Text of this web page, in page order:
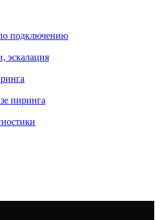
подключению
эскалация
пиринга